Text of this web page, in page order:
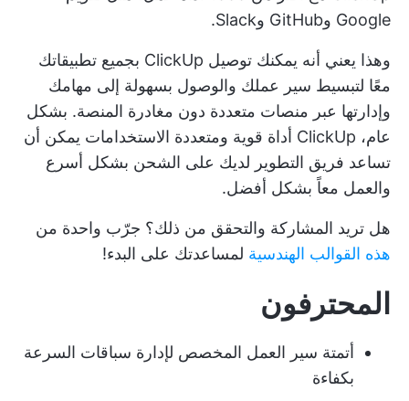
Google وGitHub وSlack.
وهذا يعني أنه يمكنك توصيل ClickUp بجميع تطبيقاتك
معًا لتبسيط سير عملك والوصول بسهولة إلى مهامك
وإدارتها عبر منصات متعددة دون مغادرة المنصة. بشكل
عام، ClickUp أداة قوية ومتعددة الاستخدامات يمكن أن
تساعد فريق التطوير لديك على الشحن بشكل أسرع
والعمل معاً بشكل أفضل.
هل تريد المشاركة والتحقق من ذلك؟ جرّب واحدة من
هذه القوالب الهندسية لمساعدتك على البدء!
المحترفون
أتمتة سير العمل المخصص لإدارة سباقات السرعة
بكفاءة